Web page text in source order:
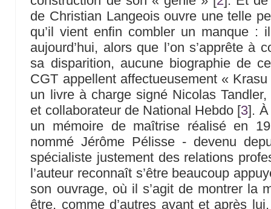
de Christian Langeois ouvre une telle
qu’il vient enfin combler un manque :
aujourd’hui, alors que l’on s’apprête à
sa disparition, aucune biographie de
CGT appellent affectueusement «
un livre à charge signé Nicolas
et collaborateur de National Hebdo [3].
un mémoire de maîtrise réalisé en
nommé Jérôme Pélisse - devenu
spécialiste justement des relations
l’auteur reconnaît s’être beaucoup
son ouvrage, où il s’agit de montrer la
être, comme d’autres avant et après